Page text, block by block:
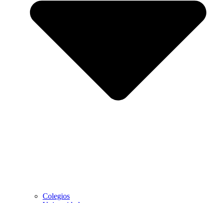
Colegios